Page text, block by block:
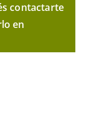
contactarte
en